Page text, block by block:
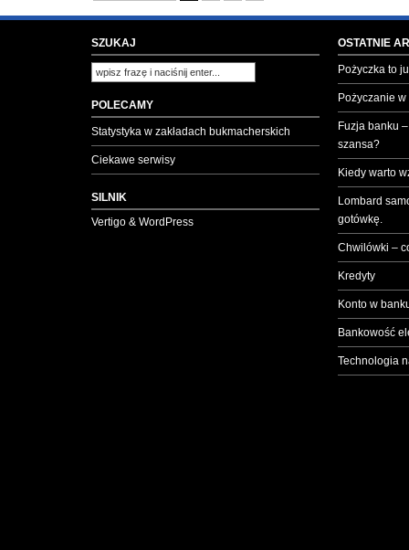
SZUKAJ
POLECAMY
Statystyka w zakładach bukmacherskich
Ciekawe serwisy
SILNIK
Vertigo & WordPress
OSTATNIE
Pożyczka to
Pożyczanie
Fuzja banku
szansa?
Kiedy warto
Lombard
gotówkę.
Chwilówki –
Kredyty
Konto w
Bankowość
Technologia